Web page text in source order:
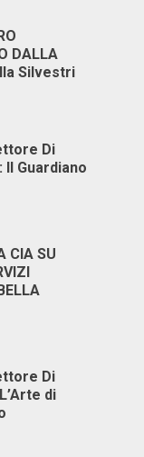
DALLA
Silvestri
Di
Il Guardiano
CIA SU
Di
di